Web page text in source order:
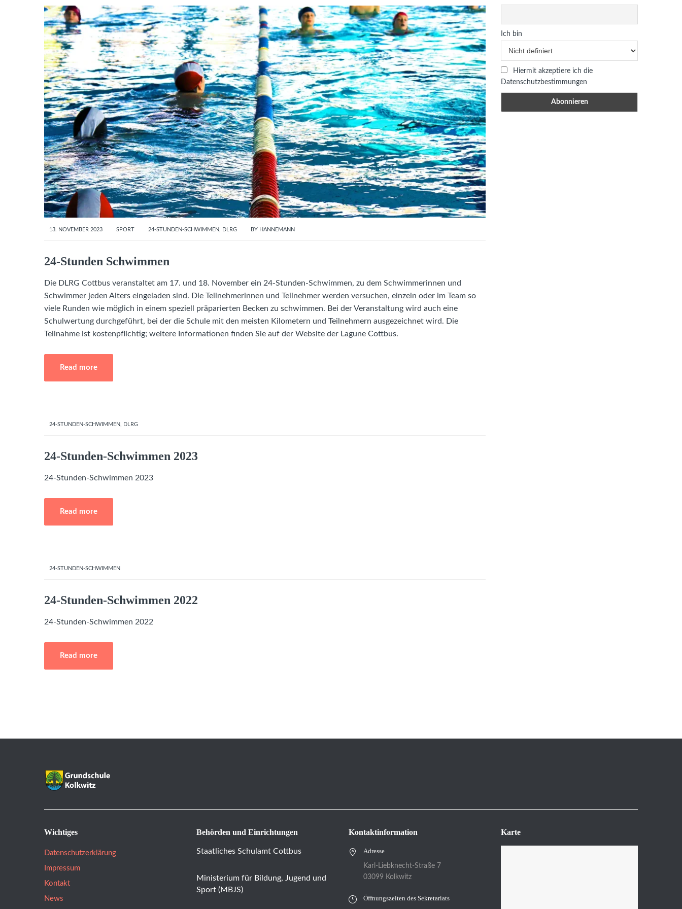
13. NOVEMBER 2023 SPORT 24-STUNDEN-SCHWIMMEN DLRG BY HANNEMANN
24-Stunden Schwimmen
Die DLRG Cottbus veranstaltet am 17. und 18. November ein 24-Stunden-Schwimmen, zu dem Schwimmerinnen und
Schwimmer jeden Alters eingeladen sind. Die Teilnehmerinnen und Teilnehmer werden versuchen, einzeln oder im Team so
viele Runden wie möglich in einem speziell präparierten Becken zu schwimmen. Bei der Veranstaltung wird auch eine
Schulwertung durchgeführt, bei der die Schule mit den meisten Kilometern und Teilnehmern ausgezeichnet wird. Die
Teilnahme ist kostenpflichtig; weitere Informationen finden Sie auf der Website der Lagune Cottbus.
Read more
24-STUNDEN-SCHWIMMEN DLRG
24-Stunden-Schwimmen 2023
24-Stunden-Schwimmen 2023
Read more
24-STUNDEN-SCHWIMMEN
24-Stunden-Schwimmen 2022
24-Stunden-Schwimmen 2022
Read more
Ich bin
Hiermit akzeptiere ich die
Datenschutzbestimmungen
Wichtiges
Datenschutzerklärung
Impressum
Kontakt
News
Behörden und Einrichtungen
Staatliches Schulamt Cottbus
Ministerium für Bildung, Jugend und
Sport (MBJS)
Kontaktinformation
Adresse
Karl-Liebknecht-Straße 7
03099 Kolkwitz
Öffnungszeiten des Sekretariats
Karte